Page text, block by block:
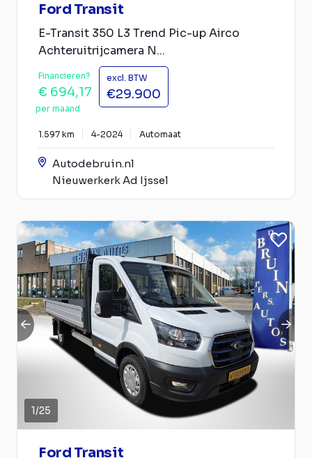
Ford Transit
E-Transit 350 L3 Trend Pic-up Airco
Achteruitrijcamera N...
Financieren?
€ 694,17
per maand
excl. BTW
€29.900
1.597 km 4-2024 Automaat
Autodebruin.nl
Nieuwerkerk Ad Ijssel
1/25
Ford Transit